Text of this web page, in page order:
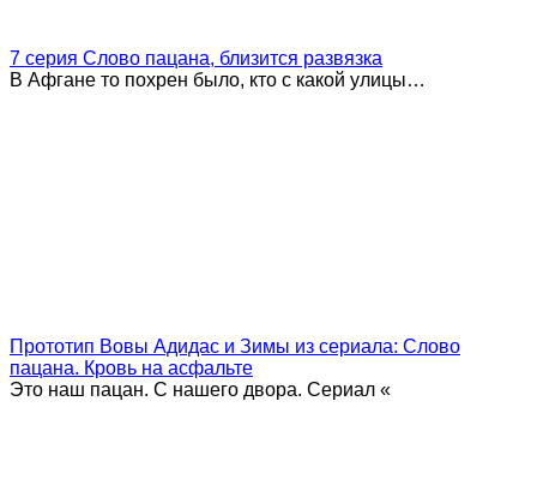
7 серия Слово пацана, близится развязка
В Афгане то похрен было, кто с какой улицы…
Прототип Вовы Адидас и Зимы из сериала: Слово
пацана. Кровь на асфальте
Это наш пацан. С нашего двора. Сериал «